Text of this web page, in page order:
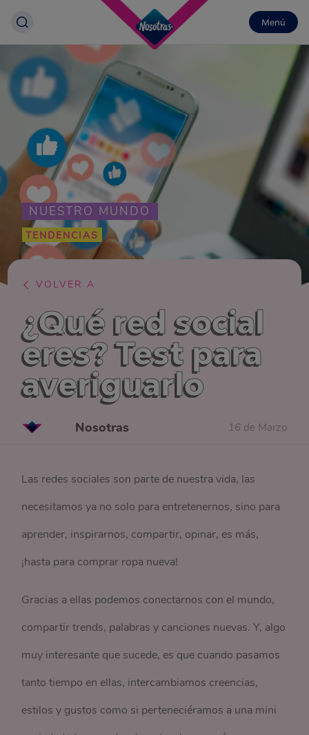
Menú
NUESTRO MUNDO
TENDENCIAS
VOLVER A
¿Qué red social
eres? Test para
averiguarlo
Nosotras 16 de Marzo
Las redes sociales son parte de nuestra vida, las
necesitamos ya no solo para entretenernos, sino para
aprender, inspirarnos, compartir, opinar, es más,
¡hasta para comprar ropa nueva!
Gracias a ellas podemos conectarnos con el mundo,
compartir trends, palabras y canciones nuevas. Y, algo
muy interesante que sucede, es que cuando pasamos
tanto tiempo en ellas, intercambiamos creencias,
estilos y gustos como si perteneciéramos a una mini